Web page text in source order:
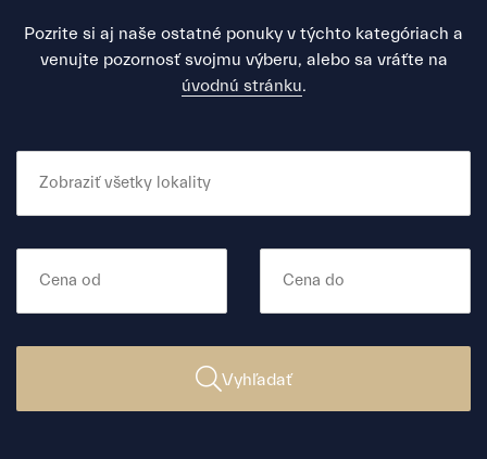
Pozrite si aj naše ostatné ponuky v týchto kategóriach a
venujte pozornosť svojmu výberu, alebo sa vráťte na
úvodnú stránku.
Vyhľadať